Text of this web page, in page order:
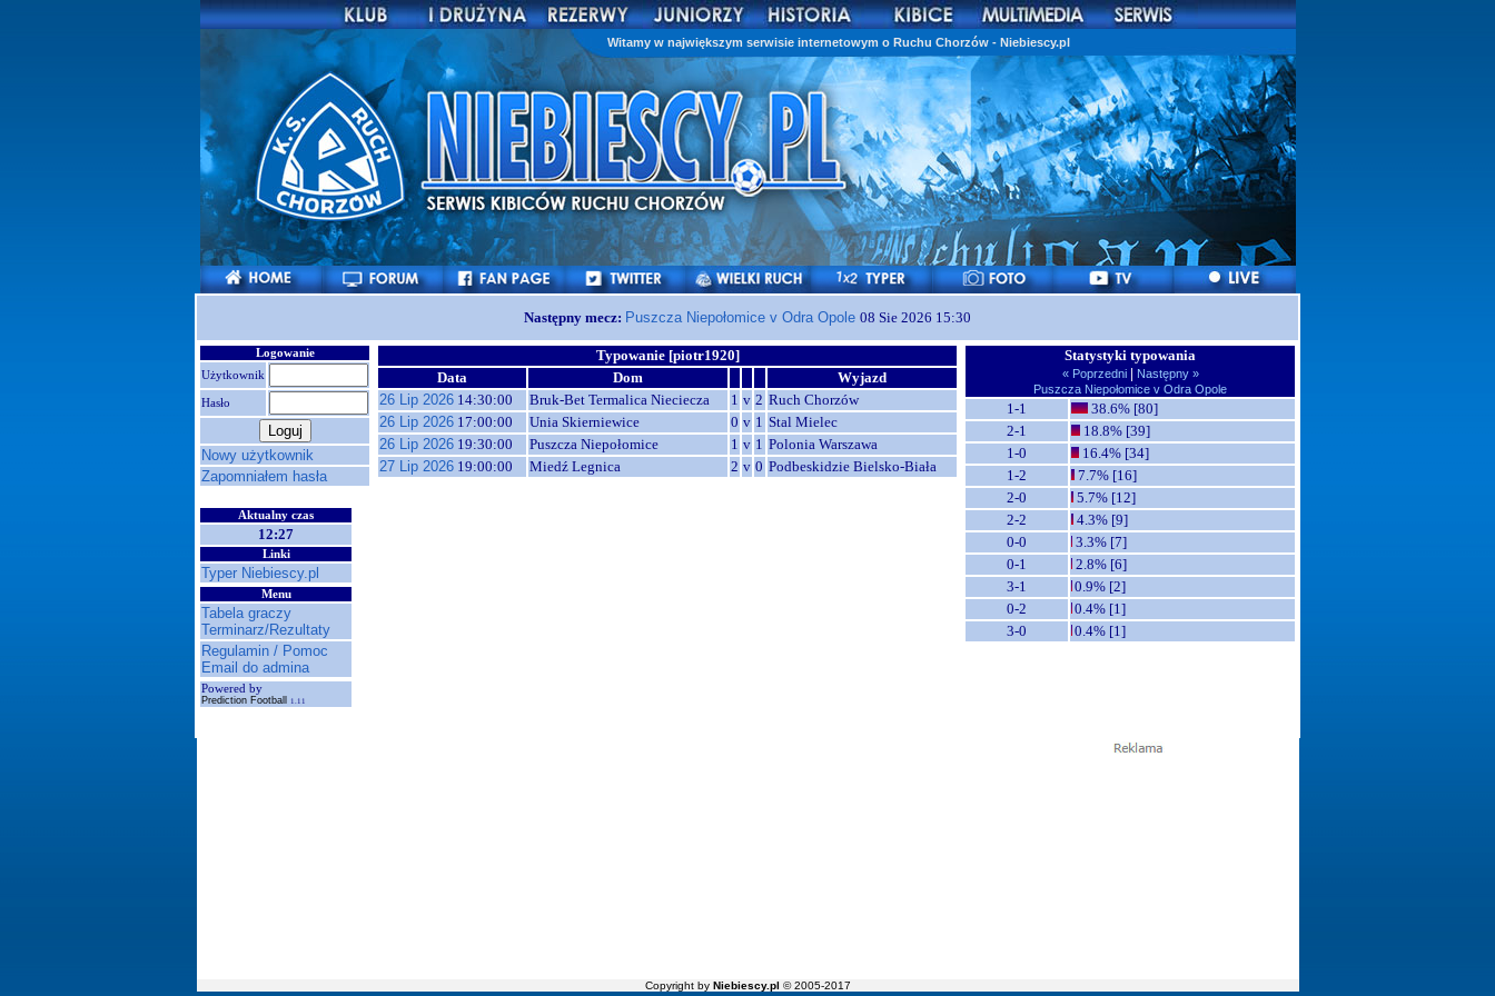
Witamy w największym serwisie internetowym o Ruchu Chorzów - Niebiescy.pl
Następny mecz: Puszcza Niepołomice v Odra Opole 08 Sie 2026 15:30
Logowanie
Użytkownik
Hasło
Nowy użytkownik
Zapomniałem hasła
Aktualny czas
12:27
Linki
Typer Niebiescy.pl
Menu
Tabela graczy
Terminarz/Rezultaty
Regulamin / Pomoc
Email do admina
Powered by
Prediction Football 1.11
Typowanie [piotr1920]
Data
Dom
Wyjazd
26 Lip 2026 14:30:00 Bruk-Bet Termalica Nieciecza 1 v 2 Ruch Chorzów
26 Lip 2026 17:00:00 Unia Skierniewice 0 v 1 Stal Mielec
26 Lip 2026 19:30:00 Puszcza Niepołomice 1 v 1 Polonia Warszawa
27 Lip 2026 19:00:00 Miedź Legnica 2 v 0 Podbeskidzie Bielsko-Biała
Statystyki typowania
« Poprzedni | Następny »
Puszcza Niepołomice v Odra Opole
1-1
38.6% [80]
2-1
18.8% [39]
1-0
16.4% [34]
1-2
7.7% [16]
2-0
5.7% [12]
2-2
4.3% [9]
0-0
3.3% [7]
0-1
2.8% [6]
3-1
0.9% [2]
0-2
0.4% [1]
3-0
0.4% [1]
Copyright by Niebiescy.pl © 2005-2017